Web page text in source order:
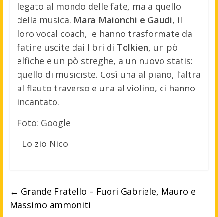
legato al mondo delle fate, ma a quello
della musica. Mara Maionchi e Gaudi, il
loro vocal coach, le hanno trasformate da
fatine uscite dai libri di Tolkien, un pò
elfiche e un pò streghe, a un nuovo statis:
quello di musiciste. Così una al piano, l’altra
al flauto traverso e una al violino, ci hanno
incantato.
Foto: Google
Lo zio Nico
← Grande Fratello – Fuori Gabriele, Mauro e
Massimo ammoniti